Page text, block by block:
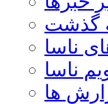
گذشت
ناسا
ناسا
ها